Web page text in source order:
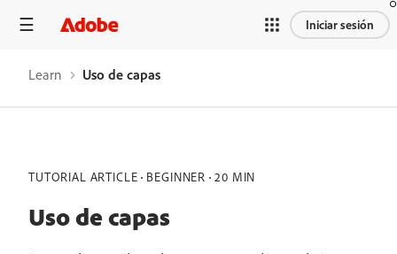
Iniciar sesión
Learn Uso de capas
TUTORIAL ARTICLE BEGINNER 20 MIN
Uso de capas